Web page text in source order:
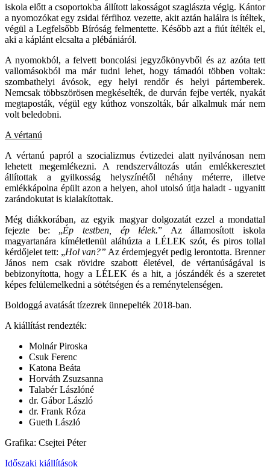
iskola előtt a csoportokba állított lakosságot szaglászta végig. Kántor
a nyomozókat egy zsidai férfihoz vezette, akit aztán halálra is ítéltek,
végül a Legfelsőbb Bíróság felmentette. Később azt a fiút ítélték el,
aki a káplánt elcsalta a plébániáról.
A nyomokból, a felvett boncolási jegyzőkönyvből és az azóta tett
vallomásokból ma már tudni lehet, hogy támadói többen voltak:
szombathelyi ávósok, egy helyi rendőr és helyi pártemberek.
Nemcsak többszörösen megkéselték, de durván fejbe verték, nyakát
megtaposták, végül egy kúthoz vonszolták, bár alkalmuk már nem
volt beledobni.
A vértanú
A vértanú papról a szocializmus évtizedei alatt nyilvánosan nem
lehetett megemlékezni. A rendszerváltozás után emlékkeresztet
állítottak a gyilkosság helyszínétől néhány méterre, illetve
emlékkápolna épült azon a helyen, ahol utolsó útja haladt - ugyanitt
zarándokutat is kialakítottak.
Még diákkorában, az egyik magyar dolgozatát ezzel a mondattal
fejezte be: „Ép testben, ép lélek.” Az államosított iskola
magyartanára kíméletlenül aláhúzta a LÉLEK szót, és piros tollal
kérdőjelet tett: „Hol van?” Az érdemjegyét pedig lerontotta. Brenner
János nem csak rövidre szabott életével, de vértanúságával is
bebizonyította, hogy a LÉLEK és a hit, a jószándék és a szeretet
képes felülemelkedni a sötétségen és a reménytelenségen.
Boldoggá avatását tízezrek ünnepelték 2018-ban.
A kiállítást rendezték:
Molnár Piroska
Csuk Ferenc
Katona Beáta
Horváth Zsuzsanna
Talabér Lászlóné
dr. Gábor László
dr. Frank Róza
Gueth László
Grafika: Csejtei Péter
Időszaki kiállítások